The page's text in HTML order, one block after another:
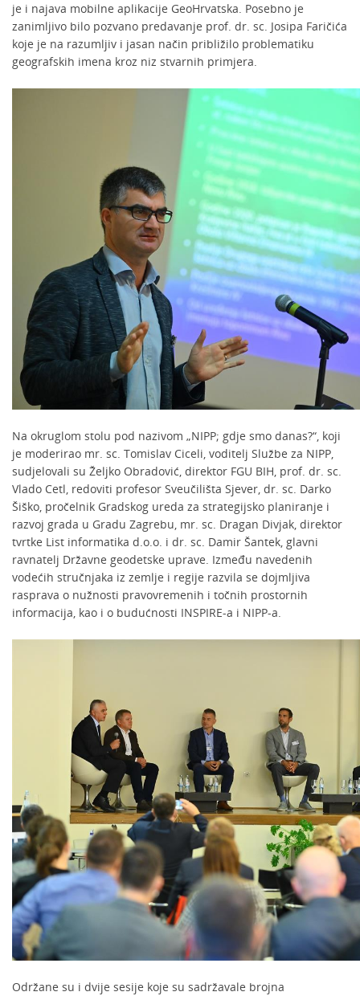
je i najava mobilne aplikacije GeoHrvatska. Posebno je
zanimljivo bilo pozvano predavanje prof. dr. sc. Josipa Faričića
koje je na razumljiv i jasan način približilo problematiku
geografskih imena kroz niz stvarnih primjera.
Na okruglom stolu pod nazivom „NIPP; gdje smo danas?“, koji
je moderirao mr. sc. Tomislav Ciceli, voditelj Službe za NIPP,
sudjelovali su Željko Obradović, direktor FGU BIH, prof. dr. sc.
Vlado Cetl, redoviti profesor Sveučilišta Sjever, dr. sc. Darko
Šiško, pročelnik Gradskog ureda za strategijsko planiranje i
razvoj grada u Gradu Zagrebu, mr. sc. Dragan Divjak, direktor
tvrtke List informatika d.o.o. i dr. sc. Damir Šantek, glavni
ravnatelj Državne geodetske uprave. Između navedenih
vodećih stručnjaka iz zemlje i regije razvila se dojmljiva
rasprava o nužnosti pravovremenih i točnih prostornih
informacija, kao i o budućnosti INSPIRE-a i NIPP-a.
Održane su i dvije sesije koje su sadržavale brojna